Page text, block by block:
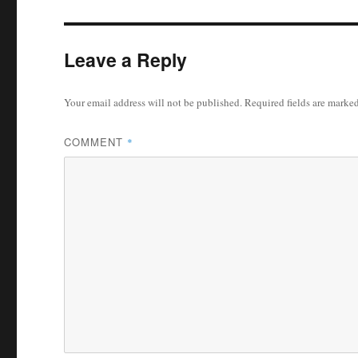
Leave a Reply
Your email address will not be published.Required fields are
COMMENT *